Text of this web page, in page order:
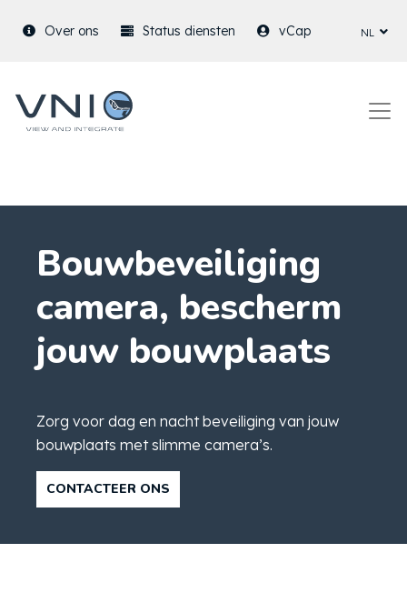
Over ons Status diensten vCap nl
Bouwbeveiliging
camera, bescherm
jouw bouwplaats
Zorg voor dag en nacht beveiliging van jouw
bouwplaats met slimme camera’s.
CONTACTEER ONS